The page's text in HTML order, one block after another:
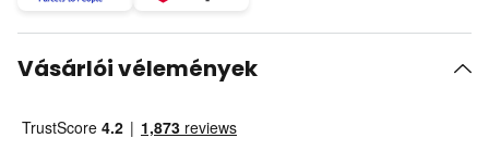
Vásárlói vélemények